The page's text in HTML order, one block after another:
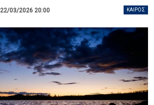
ΚΑΙΡΌΣ
22/03/2026 20:00